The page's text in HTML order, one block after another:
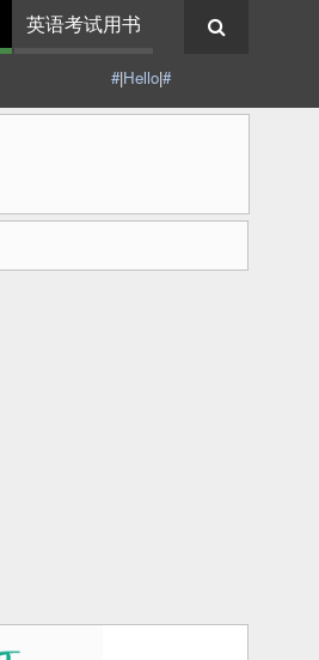
英语考试用书
#|Hello|#